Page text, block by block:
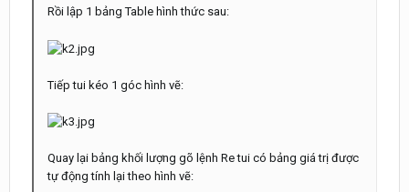
Rồi lập 1 bảng Table hình thức sau:
Tiếp tui kéo 1 góc hình vẽ:
Quay lại bảng khối lượng gõ lệnh Re tui có bảng giá trị được
tự động tính lại theo hình vẽ: